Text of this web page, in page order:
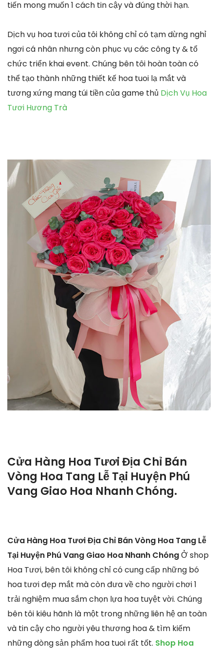
tiến mong muốn 1 cách tin cậy và đúng thời hạn.
Dịch vụ hoa tươi của tôi không chỉ có tạm dừng nghỉ
ngơi cá nhân nhưng còn phục vụ các công ty & tổ
chức triển khai event. Chúng bên tôi hoàn toàn có
thể tạo thành những thiết kế hoa tuoi lạ mắt và
tương xứng mang túi tiền của game thủ Dịch Vụ Hoa
Tươi Hương Trà
Cửa Hàng Hoa Tươi Địa Chỉ Bán
Vòng Hoa Tang Lễ Tại Huyện Phú
Vang Giao Hoa Nhanh Chóng.
Cửa Hàng Hoa Tươi Địa Chỉ Bán Vòng Hoa Tang Lễ
Tại Huyện Phú Vang Giao Hoa Nhanh ChóngỞ shop
Hoa Tươi, bên tôi không chỉ có cung cấp những bó
hoa tươi đẹp mắt mà còn đưa về cho người chơi 1
trải nghiệm mua sắm chọn lựa hoa tuyệt vời. Chúng
bên tôi kiêu hãnh là một trong những liên hệ an toàn
và tin cậy cho người yêu thương hoa & tìm kiếm
những dòng sản phẩm hoa tuoi rất tốt. Shop Hoa